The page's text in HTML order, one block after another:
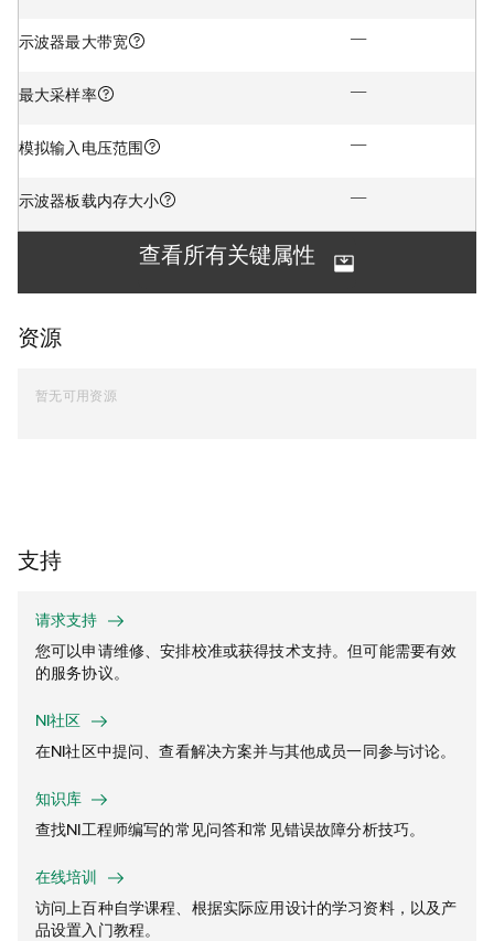
示波器最大带宽 —
最大采样率 —
模拟输入电压范围 —
示波器板载内存大小 —
查看所有关键属性
资源
暂无可用资源
支持
请求支持
您可以申请维修、安排校准或获得技术支持。但可能需要有效
的服务协议。
NI社区
在NI社区中提问、查看解决方案并与其他成员一同参与讨论。
知识库
查找NI工程师编写的常见问答和常见错误故障分析技巧。
在线培训
访问上百种自学课程、根据实际应用设计的学习资料，以及产
品设置入门教程。